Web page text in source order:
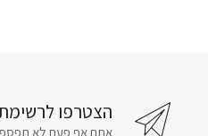
הצטרפו לרשימת
אתם אף פעם לא